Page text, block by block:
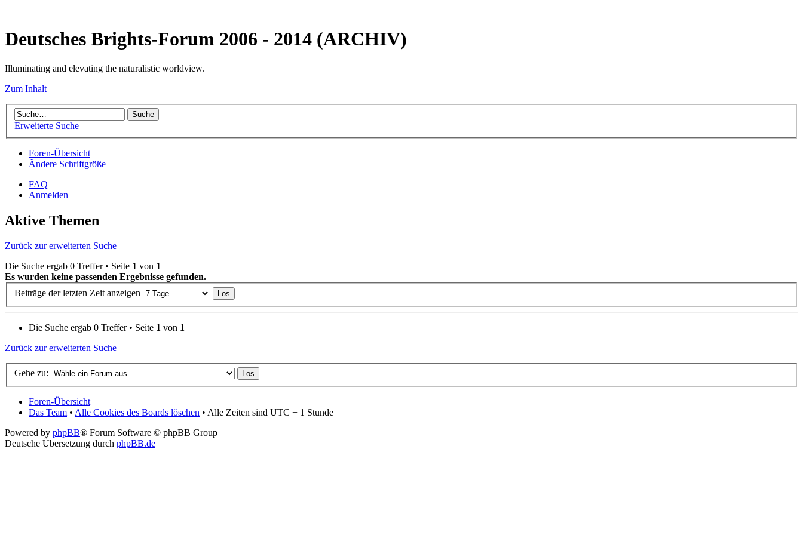
Deutsches Brights-Forum 2006 - 2014 (ARCHIV)
Illuminating and elevating the naturalistic worldview.
Zum Inhalt
Erweiterte Suche
Foren-Übersicht
Ändere Schriftgröße
FAQ
Anmelden
Aktive Themen
Zurück zur erweiterten Suche
Die Suche ergab 0 Treffer • Seite 1 von 1
Es wurden keine passenden Ergebnisse gefunden.
Beiträge der letzten Zeit anzeigen
Die Suche ergab 0 Treffer • Seite 1 von 1
Zurück zur erweiterten Suche
Gehe zu:
Foren-Übersicht
Das Team • Alle Cookies des Boards löschen • Alle Zeiten sind UTC + 1 Stunde
Powered by phpBB® Forum Software © phpBB Group
Deutsche Übersetzung durch phpBB.de